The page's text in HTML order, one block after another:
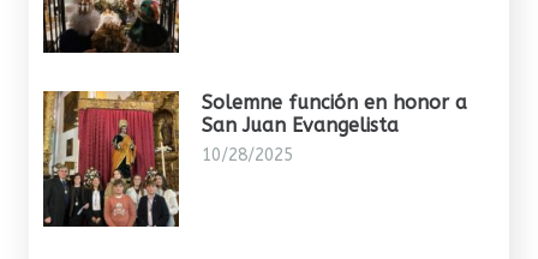
Solemne función en honor a
San Juan Evangelista
10/28/2025